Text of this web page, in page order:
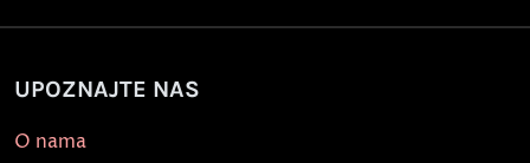
UPOZNAJTE NAS
O nama